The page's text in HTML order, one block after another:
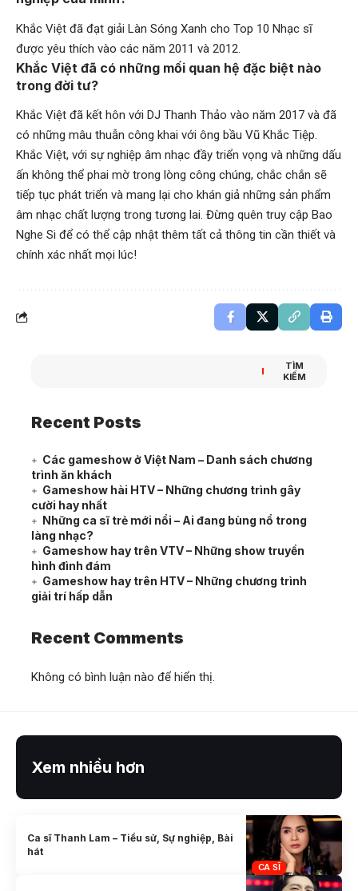
Khắc Việt đã đạt giải Làn Sóng Xanh cho Top 10 Nhạc sĩ
được yêu thích vào các năm 2011 và 2012.
Khắc Việt đã có những mối quan hệ đặc biệt nào
trong đời tư?
Khắc Việt đã kết hôn với DJ Thanh Thảo vào năm 2017 và đã
có những mâu thuẫn công khai với ông bầu Vũ Khắc Tiệp.
Khắc Việt, với sự nghiệp âm nhạc đầy triển vọng và những dấu
ấn không thể phai mờ trong lòng công chúng, chắc chắn sẽ
tiếp tục phát triển và mang lại cho khán giả những sản phẩm
âm nhạc chất lượng trong tương lai. Đừng quên truy cập Bao
Nghe Si để có thể cập nhật thêm tất cả thông tin cần thiết và
chính xác nhất mọi lúc!
TÌM
KIẾM
Recent Posts
Các gameshow ở Việt Nam – Danh sách chương
trình ăn khách
Gameshow hài HTV – Những chương trình gây
cười hay nhất
Những ca sĩ trẻ mới nổi – Ai đang bùng nổ trong
làng nhạc?
Gameshow hay trên VTV – Những show truyền
hình đình đám
Gameshow hay trên HTV – Những chương trình
giải trí hấp dẫn
Recent Comments
Không có bình luận nào để hiển thị.
Xem nhiều hơn
CA SĨ
Ca sĩ Thanh Lam – Tiểu sử, Sự nghiệp, Bài
hát